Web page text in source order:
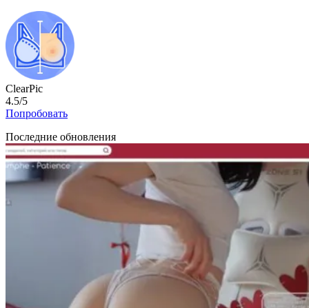
ClearPic
4.5/5
Попробовать
Последние обновления